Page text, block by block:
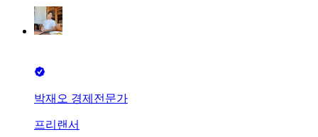
박재오 경제전문가
프리랜서